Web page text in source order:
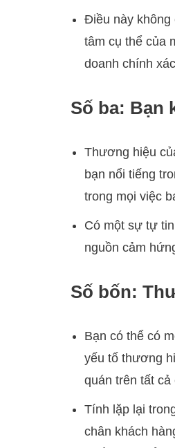
Điều này không
tâm cụ thể của
doanh chính
Số ba: Bạn
Thương hiệu
bạn nổi tiếng
trong mọi việc
Có một sự tự
nguồn cảm
Số bốn:
Bạn có thể có
yếu tố thương
quán trên tất
Tính lặp lại
chân khách